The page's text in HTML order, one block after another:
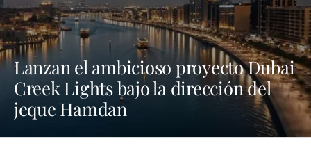
Lanzan el ambicioso proyecto Dubai
Creek Lights bajo la dirección del
jeque Hamdan